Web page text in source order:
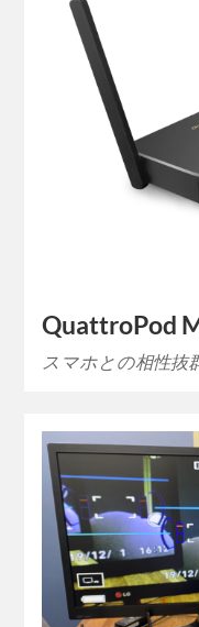
QuattroPod
スマホとの相性抜